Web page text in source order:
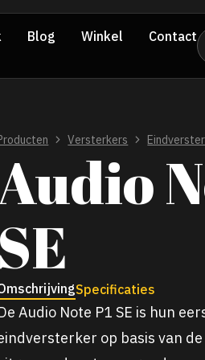
Blog Winkel Contact
Versterkers
SE
Specificaties
Audio Note P1 SE is hun
op basis van